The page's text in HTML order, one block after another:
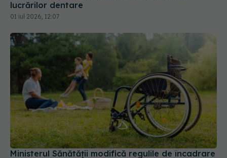
Ministerul Sănătății modifică regulile de încadrare
în grad de handicap
04 aug 2026, 10:33